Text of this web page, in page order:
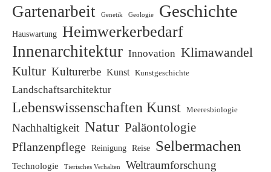
Gartenarbeit Genetik Geologie Geschichte
Hauswartung Heimwerkerbedarf
Innenarchitektur Innovation Klimawandel
Kultur Kulturerbe Kunst Kunstgeschichte
Landschaftsarchitektur
Lebenswissenschaften Kunst Meeresbiologie
Nachhaltigkeit Natur Paläontologie
Pflanzenpflege Reinigung Reise Selbermachen
Technologie Tierisches Verhalten Weltraumforschung